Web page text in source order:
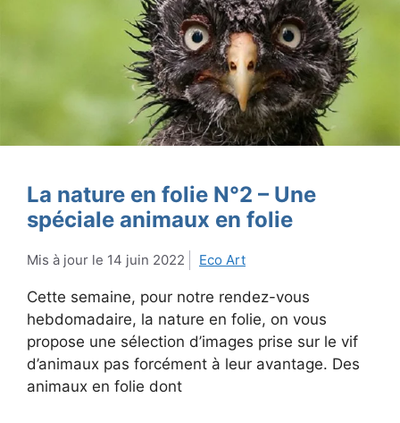
La nature en folie N°2 – Une
spéciale animaux en folie
14 juin 2022 Eco Art
Cette semaine, pour notre rendez-vous
hebdomadaire, la nature en folie, on vous
propose une sélection d’images prise sur le vif
d’animaux pas forcément à leur avantage. Des
animaux en folie dont